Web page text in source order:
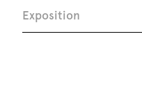
Exposition